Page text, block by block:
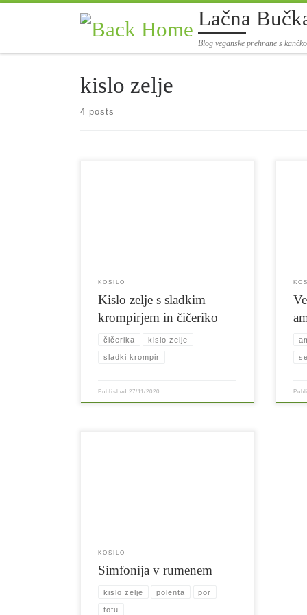
Lačna
Blog veganske prehrane s
kislo zelje
4 posts
KOSILO
Kislo zelje s sladkim
krompirjem in čičeriko
čičerika kislo zelje
sladki krompir
Published27/11/2020
KOSILO
Simfonija v rumenem
kislo zelje polenta por
tofu